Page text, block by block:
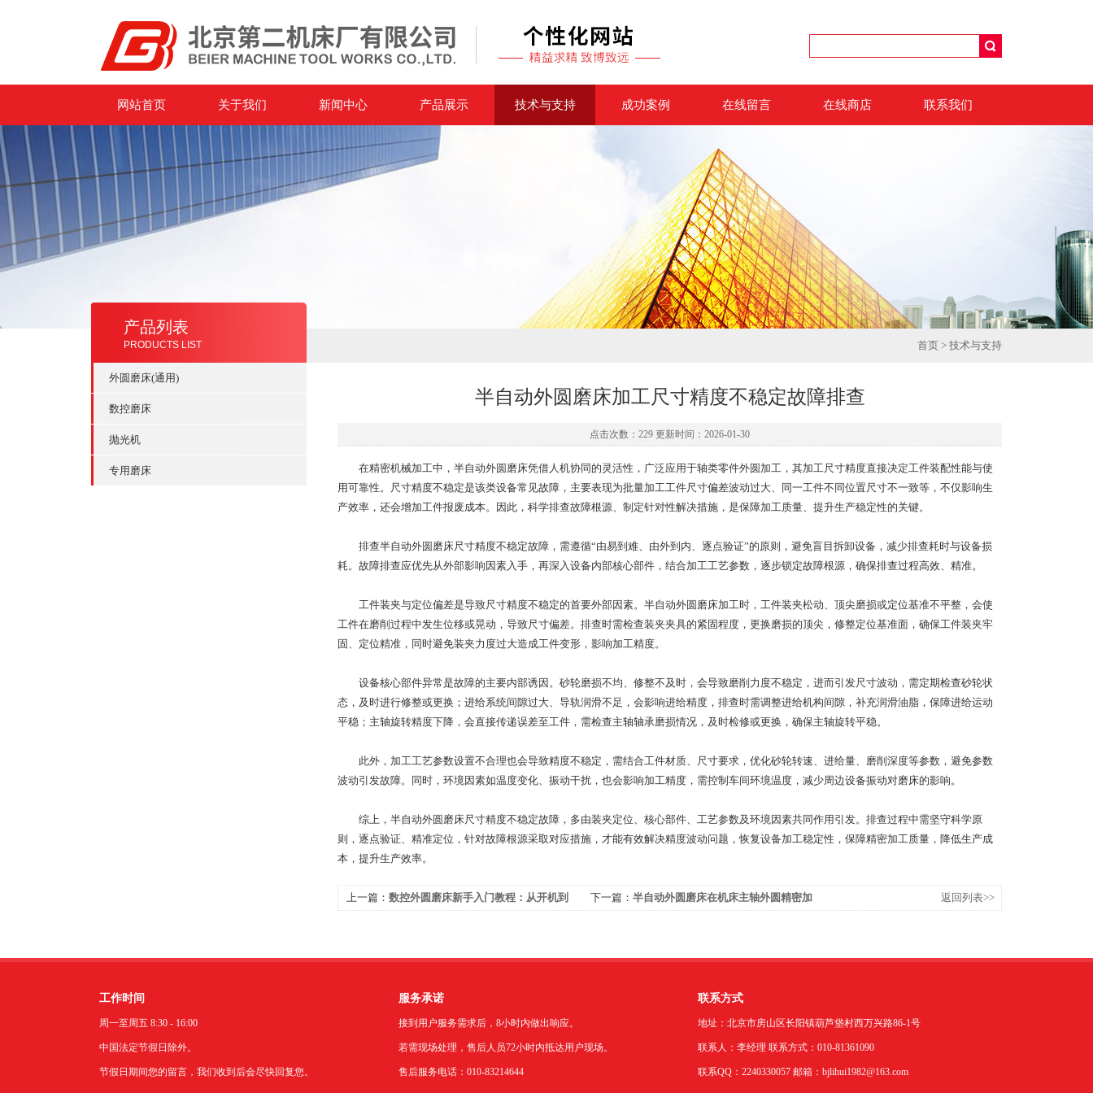
网站首页 关于我们 新闻中心 产品展示 技术与支持 成功案例 在线留言 在线商店 联系我们
产品列表
PRODUCTS LIST
外圆磨床(通用)
数控磨床
抛光机
专用磨床
首页 > 技术与支持
半自动外圆磨床加工尺寸精度不稳定故障排查
点击次数：229 更新时间：2026-01-30
在精密机械加工中，半自动外圆磨床凭借人机协同的灵活性，广泛应用于轴类零件外圆加工，其加工尺寸精度直接决定工件装配性能与使
用可靠性。尺寸精度不稳定是该类设备常见故障，主要表现为批量加工工件尺寸偏差波动过大、同一工件不同位置尺寸不一致等，不仅影响生
产效率，还会增加工件报废成本。因此，科学排查故障根源、制定针对性解决措施，是保障加工质量、提升生产稳定性的关键。
排查半自动外圆磨床尺寸精度不稳定故障，需遵循“由易到难、由外到内、逐点验证”的原则，避免盲目拆卸设备，减少排查耗时与设备损
耗。故障排查应优先从外部影响因素入手，再深入设备内部核心部件，结合加工工艺参数，逐步锁定故障根源，确保排查过程高效、精准。
工件装夹与定位偏差是导致尺寸精度不稳定的首要外部因素。半自动外圆磨床加工时，工件装夹松动、顶尖磨损或定位基准不平整，会使
工件在磨削过程中发生位移或晃动，导致尺寸偏差。排查时需检查装夹夹具的紧固程度，更换磨损的顶尖，修整定位基准面，确保工件装夹牢
固、定位精准，同时避免装夹力度过大造成工件变形，影响加工精度。
设备核心部件异常是故障的主要内部诱因。砂轮磨损不均、修整不及时，会导致磨削力度不稳定，进而引发尺寸波动，需定期检查砂轮状
态，及时进行修整或更换；进给系统间隙过大、导轨润滑不足，会影响进给精度，排查时需调整进给机构间隙，补充润滑油脂，保障进给运动
平稳；主轴旋转精度下降，会直接传递误差至工件，需检查主轴轴承磨损情况，及时检修或更换，确保主轴旋转平稳。
此外，加工工艺参数设置不合理也会导致精度不稳定，需结合工件材质、尺寸要求，优化砂轮转速、进给量、磨削深度等参数，避免参数
波动引发故障。同时，环境因素如温度变化、振动干扰，也会影响加工精度，需控制车间环境温度，减少周边设备振动对磨床的影响。
综上，半自动外圆磨床尺寸精度不稳定故障，多由装夹定位、核心部件、工艺参数及环境因素共同作用引发。排查过程中需坚守科学原
则，逐点验证、精准定位，针对故障根源采取对应措施，才能有效解决精度波动问题，恢复设备加工稳定性，保障精密加工质量，降低生产成
本，提升生产效率。
上一篇： 数控外圆磨床新手入门教程：从开机到
下一篇： 半自动外圆磨床在机床主轴外圆精密加
返回列表>>
工作时间
周一至周五 8:30 - 16:00
中国法定节假日除外。
节假日期间您的留言，我们收到后会尽快回复您。
服务承诺
接到用户服务需求后，8小时内做出响应。
若需现场处理，售后人员72小时内抵达用户现场。
售后服务电话：010-83214644
联系方式
地址：北京市房山区长阳镇葫芦垡村西万兴路86-1号
联系人：李经理 联系方式：010-81361090
联系QQ：2240330057 邮箱：bjlihui1982@163.com